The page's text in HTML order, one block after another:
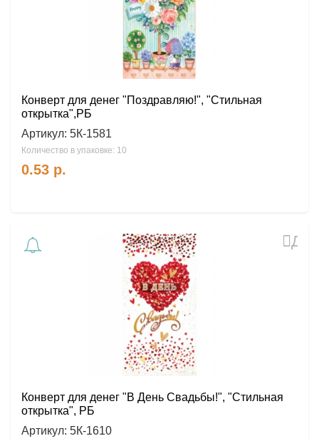
Конверт для денег "Поздравляю!", "Стильная
открытка",РБ
Артикул: 5К-1581
Количество в упаковке: 10
0.53 р.
Конверт для денег "В День Свадьбы!", "Стильная
открытка", РБ
Артикул: 5К-1610